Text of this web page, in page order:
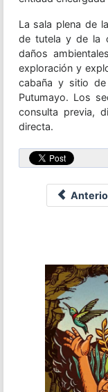
La sala plena de
de tutela y de la
daños
exploración y
cabaña y sitio
Putumayo. Los
consulta previa,
directa.